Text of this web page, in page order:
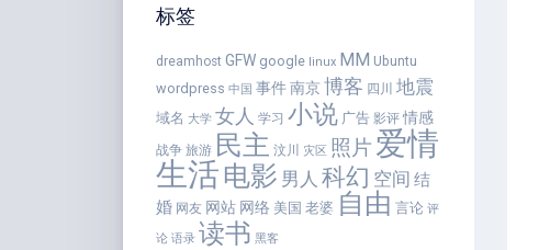
标签
dreamhost GFW google linux MM Ubuntu
wordpress 中国 事件南京博客 四川 地震
域名 大学 女人 学习 小说 广告 影评 情感
战争 旅游 民主 汶川 灾区 照片 爱情
生活 电影 男人 科幻 空间 结
婚 网友 网站 网络 美国 老婆 自由 言论 评
论 语录 读书 黑客